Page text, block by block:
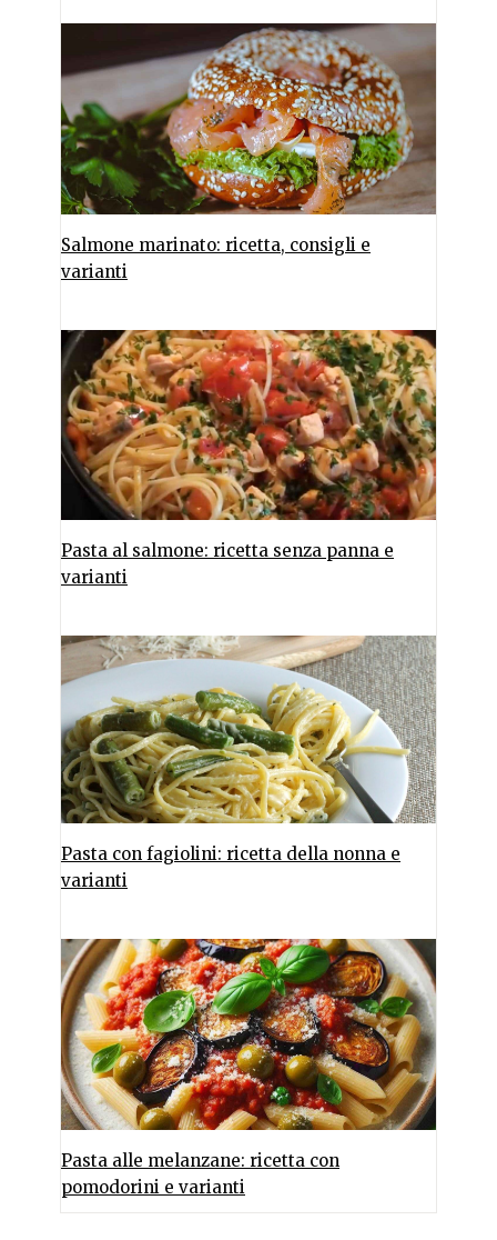
Salmone marinato: ricetta, consigli e
varianti
Pasta al salmone: ricetta senza panna e
varianti
Pasta con fagiolini: ricetta della nonna e
varianti
Pasta alle melanzane: ricetta con
pomodorini e varianti